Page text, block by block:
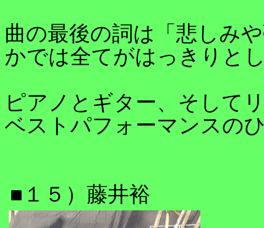
曲の最後の詞は「悲しみ
かでは全てがはっきりと
ピアノとギター、そし
ベストパフォーマンスの
■１５）藤井裕